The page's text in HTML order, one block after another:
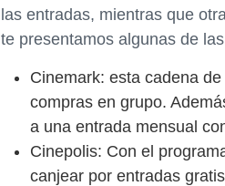
las entradas, mientras que
te presentamos algunas de
Cinemark: esta cadena
compras en grupo.
a una entrada mensual
Cinepolis: Con el
canjear por entradas